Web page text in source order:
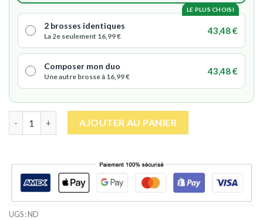
LE PLUS CHOISI
2 brosses identiques
La 2e seulement 16,99 €
43,48 €
Composer mon duo
Une autre brosse à 16,99 €
43,48 €
quantité de Furminator Chien| Brosse pour
AJOUTER AU PANIER
UGS :ND